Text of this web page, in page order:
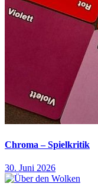
Chroma – Spielkritik
30. Juni 2026